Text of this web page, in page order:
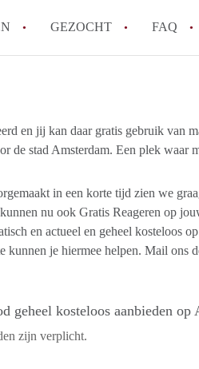
GEZOCHT FAQ
Amsterdam?
Wat zijn de voordelen van het huren van
Wat zijn de verplichtingen van een
Kan je beter een appartement huren of
Alle veelgestelde vragen
en jij kan daar gratis gebruik van
de stad Amsterdam. Een plek waar
in een korte tijd zien we
nu ook Gratis Reageren op
en actueel en geheel kosteloos
kunnen je hiermee helpen. Mail ons
geheel kosteloos aanbieden op
zijn verplicht.